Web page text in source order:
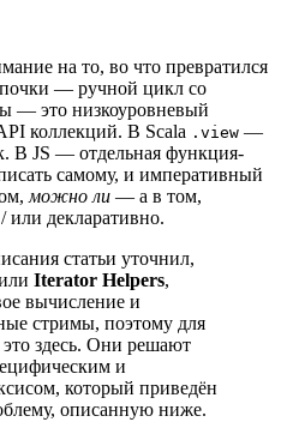
на то, во что превратился
— ручной цикл со
— это низкоуровневый
коллекций. В Scala .view —
В JS — отдельная функция-
самому, и императивный
можно ли — а в том,
или декларативно.
статьи уточнил,
Iterator Helpers,
вычисление и
стримы, поэтому для
это здесь. Они решают
и
который приведён
описанную ниже.